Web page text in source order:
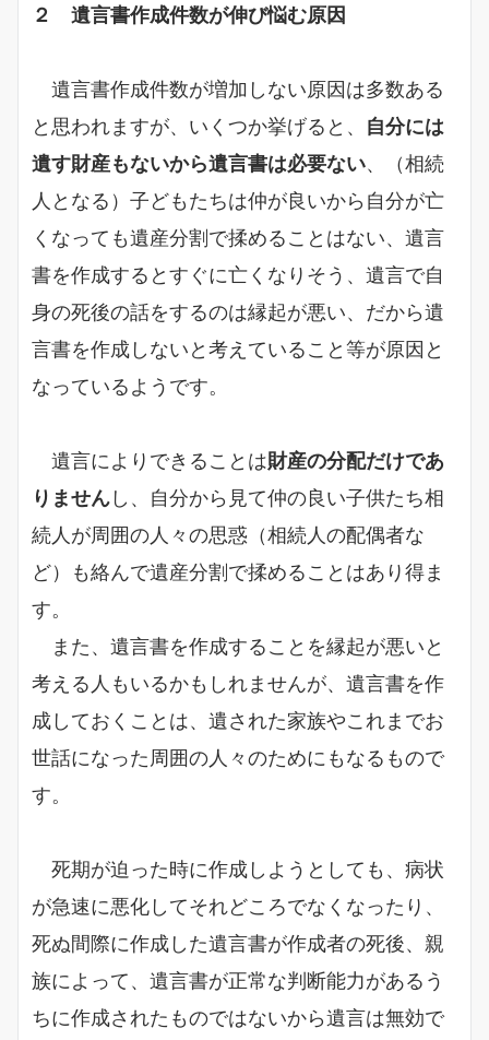
２ 遺言書作成件数が伸び悩む原因
遺言書作成件数が増加しない原因は多数ある
と思われますが、いくつか挙げると、 自分には
遺す財産もないから遺言書は必要ない、（相続
人となる）子どもたちは仲が良いから自分が亡
くなっても遺産分割で揉めることはない、遺言
書を作成するとすぐに亡くなりそう、遺言で自
身の死後の話をするのは縁起が悪い、だから遺
言書を作成しないと考えていること等が原因と
なっているようです。
遺言によりできることは財産の分配だけであ
りませんし、自分から見て仲の良い子供たち相
続人が周囲の人々の思惑（相続人の配偶者な
ど）も絡んで遺産分割で揉めることはあり得ま
す。
また、遺言書を作成することを縁起が悪いと
考える人もいるかもしれませんが、遺言書を作
成しておくことは、遺された家族やこれまでお
世話になった周囲の人々のためにもなるもので
す。
死期が迫った時に作成しようとしても、病状
が急速に悪化してそれどころでなくなったり、
死ぬ間際に作成した遺言書が作成者の死後、親
族によって、遺言書が正常な判断能力があるう
ちに作成されたものではないから遺言は無効で